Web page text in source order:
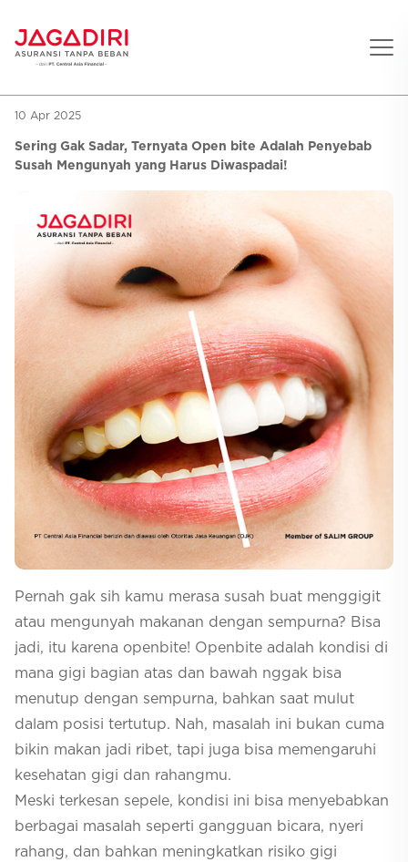
Beranda
Asuransi Pribadi
Jiwa
Lifestyle
Asuransi Ramean
Jaga Konser
Jaga Liburan
Jaga Aman Instan
Jaga Gamers
Asuransi Korporat
Asuransi Jiwa
Asuransi Kecelakaan
Asuransi Kesehatan
Promo
Hitung Premi
Layanan
Selfcare
10 Apr 2025
Sering Gak Sadar, Ternyata Open bite Adalah Penyebab
Susah Mengunyah yang Harus Diwaspadai!
Pernah gak sih kamu merasa susah buat menggigit
atau mengunyah makanan dengan sempurna? Bisa
jadi, itu karena openbite! Openbite adalah kondisi di
mana gigi bagian atas dan bawah nggak bisa
menutup dengan sempurna, bahkan saat mulut
dalam posisi tertutup. Nah, masalah ini bukan cuma
bikin makan jadi ribet, tapi juga bisa memengaruhi
kesehatan gigi dan rahangmu.
Meski terkesan sepele, kondisi ini bisa menyebabkan
berbagai masalah seperti gangguan bicara, nyeri
rahang, dan bahkan meningkatkan risiko gigi